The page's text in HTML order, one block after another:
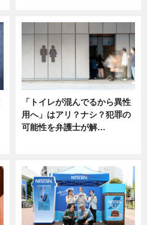
「トイレが混んでるから異性
用へ」はアリ？ナシ？犯罪の
可能性を弁護士が解…